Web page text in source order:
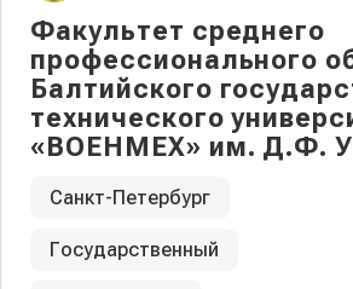
Факультет среднего
профессионального
Балтийского
технического
«ВОЕНМЕХ» им. Д.Ф.
Санкт-Петербург
Государственный